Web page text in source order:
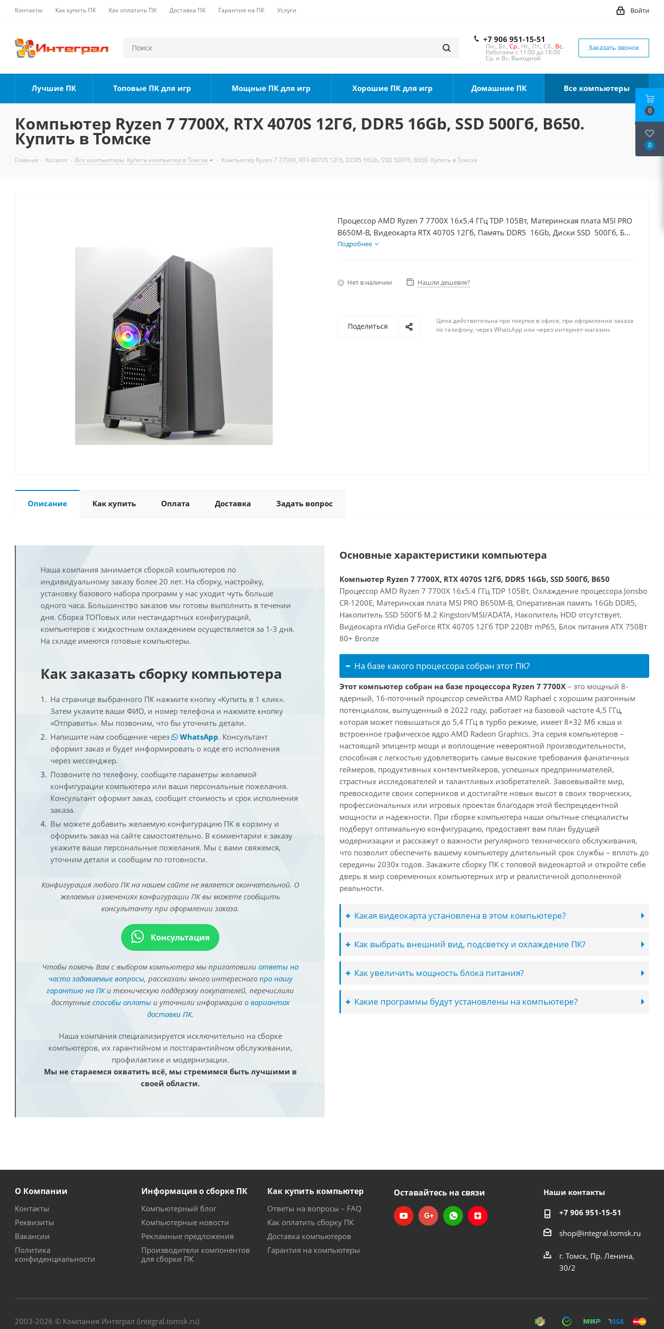
Контакты Как купить ПК Как оплатить ПК Доставка ПК Гарантия на ПК Услуги Войти
+7 906 951-15-51
Пн., Вт., Ср., Чт., Пт., Сб., Вс.
Работаем с 11:00 до 18:00
Ср. и Вс. Выходной
Заказать звонок
Лучшие ПК Топовые ПК для игр Мощные ПК для игр Хорошие ПК для игр Домашние ПК Все компьютеры
Компьютер Ryzen 7 7700X, RTX 4070S 12Гб, DDR5 16Gb, SSD 500Гб, B650.
Купить в Томске
Главная - Каталог - Все компьютеры. Купить компьютер в Томске - Компьютер Ryzen 7 7700X, RTX 4070S 12Гб, DDR5 16Gb, SSD 500Гб, B650. Купить в Томске
Процессор AMD Ryzen 7 7700X 16x5.4 ГГц TDP 105Вт, Материнская плата MSI PRO
B650M-B, Видеокарта RTX 4070S 12Гб, Память DDR5 16Gb, Диски SSD 500Гб, БП
750Вт
Подробнее
Нет в наличии Нашли дешевле?
Поделиться
Цена действительна при покупке в офисе, при оформлении заказа
по телефону, через WhatsApp или через интернет-магазин.
Описание Как купить Оплата Доставка Задать вопрос
Наша компания занимается сборкой компьютеров по
индивидуальному заказу более 20 лет. На сборку, настройку,
установку базового набора программ у нас уходит чуть больше
одного часа. Большинство заказов мы готовы выполнить в течении
дня. Сборка ТОПовых или нестандартных конфигураций,
компьютеров с жидкостным охлаждением осуществляется за 1-3 дня.
На складе имеются готовые компьютеры.
Как заказать сборку компьютера
На странице выбранного ПК нажмите кнопку «Купить в 1 клик».
Затем укажите ваши ФИО, и номер телефона и нажмите кнопку
«Отправить». Мы позвоним, что бы уточнить детали.
Напишите нам сообщение через
WhatsApp. Консультант
оформит заказ и будет информировать о ходе его исполнения
через мессенджер.
Позвоните по телефону, сообщите параметры желаемой
конфигурации компьютера или ваши персональные пожелания.
Консультант оформит заказ, сообщит стоимость и срок исполнения
заказа.
Вы можете добавить желаемую конфигурацию ПК в корзину и
оформить заказ на сайте самостоятельно. В комментарии к заказу
укажите ваши персональные пожелания. Мы с вами свяжемся,
уточним детали и сообщим по готовности.
Конфигурация любого ПК на нашем сайте не является окончательной. О
желаемых изменениях конфигурации ПК вы можете сообщить
консультанту при оформлении заказа.
Консультация
Чтобы помочь Вам с выбором компьютера мы приготовили ответы на
часто задаваемые вопросы, рассказали много интересного про нашу
гарантию на ПКи техническую поддержку покупателей, перечислили
доступные способы оплатыи уточнили информацию о вариантах
доставки ПК.
Наша компания специализируется исключительно на сборке
компьютеров, их гарантийном и постгарантийном обслуживании,
профилактике и модернизации.
Мы не стараемся охватить всё, мы стремимся быть лучшими в
своей области.
Основные характеристики компьютера
Компьютер Ryzen 7 7700X, RTX 4070S 12Гб, DDR5 16Gb, SSD 500Гб, B650
Процессор AMD Ryzen 7 7700X 16x5.4 ГГц TDP 105Вт, Охлаждение процессора Jonsbo
CR-1200E, Материнская плата MSI PRO B650M-B, Оперативная память 16Gb DDR5,
Накопитель SSD 500Гб M.2 Kingston/MSI/ADATA, Накопитель HDD отсутствует,
Видеокарта nVidia GeForce RTX 4070S 12Гб TDP 220Вт mP65, Блок питания ATX 750Вт
80+ Bronze
На базе какого процессора собран этот ПК?
Этот компьютер собран на базе процессора Ryzen 7 7700X – это мощный 8-
ядерный, 16-поточный процессор семейства AMD Raphael с хорошим разгонным
потенциалом, выпущенный в 2022 году, работает на базовой частоте 4,5 ГГц,
которая может повышаться до 5,4 ГГц в турбо режиме, имеет 8+32 Мб кэша и
встроенное графическое ядро AMD Radeon Graphics. Эта серия компьютеров –
настоящий эпицентр мощи и воплощение невероятной производительности,
способная с легкостью удовлетворить самые высокие требования фанатичных
геймеров, продуктивных контентмейкеров, успешных предпринимателей,
страстных исследователей и талантливых изобретателей. Завоевывайте мир,
превосходите своих соперников и достигайте новых высот в своих творческих,
профессиональных или игровых проектах благодаря этой беспрецедентной
мощности и надежности. При сборке компьютера наши опытные специалисты
подберут оптимальную конфигурацию, предоставят вам план будущей
модернизации и расскажут о важности регулярного технического обслуживания,
что позволит обеспечить вашему компьютеру длительный срок службы – вплоть до
середины 2030х годов. Закажите сборку ПК с топовой видеокартой и откройте себе
дверь в мир современных компьютерных игр и реалистичной дополненной
реальности.
Какая видеокарта установлена в этом компьютере?
Как выбрать внешний вид, подсветку и охлаждение ПК?
Как увеличить мощность блока питания?
Какие программы будут установлены на компьютере?
О Компании
Контакты
Реквизиты
Вакансии
Политика
конфиденциальности
Информация о сборке ПК
Компьютерный блог
Компьютерные новости
Рекламные предложения
Производители компонентов
для сборки ПК
Как купить компьютер
Ответы на вопросы – FAQ
Как оплатить сборку ПК
Доставка компьютеров
Гарантия на компьютеры
Оставайтесь на связи Наши контакты
+7 906 951-15-51
shop@integral.tomsk.ru
г. Томск, Пр. Ленина,
30/2
2003-2026 © Компания Интеграл (integral.tomsk.ru)
0
0